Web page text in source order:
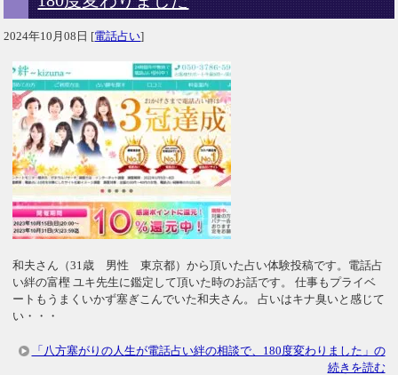
2024年10月08日 [電話占い]
和夫さん（31歳 男性 東京都）から頂いた占い体験投稿です。電話占
い絆の富樫 ユキ先生に鑑定して頂いた時のお話です。 仕事もプライベ
ートもうまくいかず塞ぎこんでいた和夫さん。 占いはキナ臭いと感じて
い・・・
「八方塞がりの人生が電話占い絆の相談で、180度変わりました」の
続きを読む